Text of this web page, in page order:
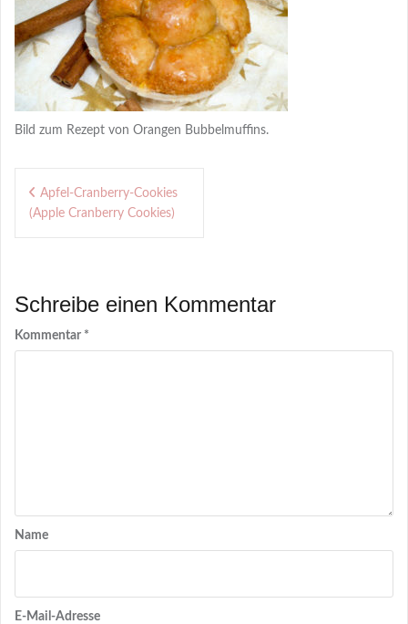
Bild zum Rezept von Orangen Bubbelmuffins.
Beitragsnavigation
Apfel-Cranberry-Cookies
(Apple Cranberry Cookies)
Schreibe einen Kommentar
Kommentar *
Name
E-Mail-Adresse